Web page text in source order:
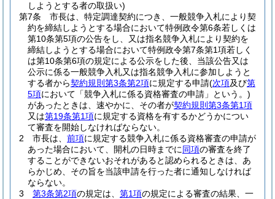
しようとする者の取扱い)
第7条
市長は、特定調達契約につき、一般競争入札により契
約を締結しようとする場合において特例政令第6条若しくは
第10条第5項の公告をし、又は指名競争入札により契約を
締結しようとする場合において特例政令第7条第1項若しく
は第10条第6項の規定による公示をした後、当該公告又は
公示に係る一般競争入札又は指名競争入札に参加しようと
する者から契約規則第3条第2項に規定する申請(次項及び第
5項において「競争入札に係る資格審査の申請」という。)
があったときは、速やかに、その者が契約規則第3条第1項
又は第19条第1項に規定する資格を有するかどうかについ
て審査を開始しなければならない。
2
市長は、 前項に規定する競争入札に係る資格審査の申請が
あった場合において、開札の日時までに同項の審査を終了
することができないおそれがあると認められるときは、あ
らかじめ、その旨を当該申請を行った者に通知しなければ
ならない。
3
第3条第2項の規定は、 第1項の規定による審査の結果、一